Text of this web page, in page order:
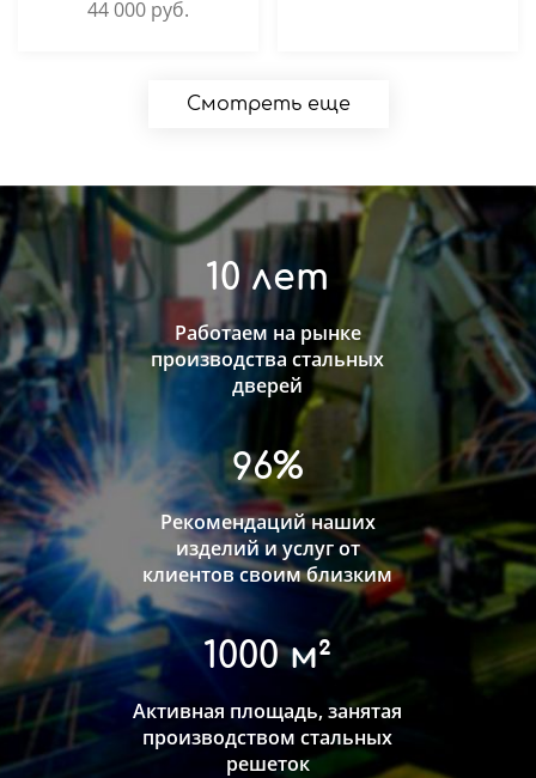
44 000 руб.
Смотреть еще
10 лет
Работаем на рынке
производства стальных
дверей
96%
Рекомендаций наших
изделий и услуг от
клиентов своим близким
1000 м²
Активная площадь, занятая
производством стальных
решеток